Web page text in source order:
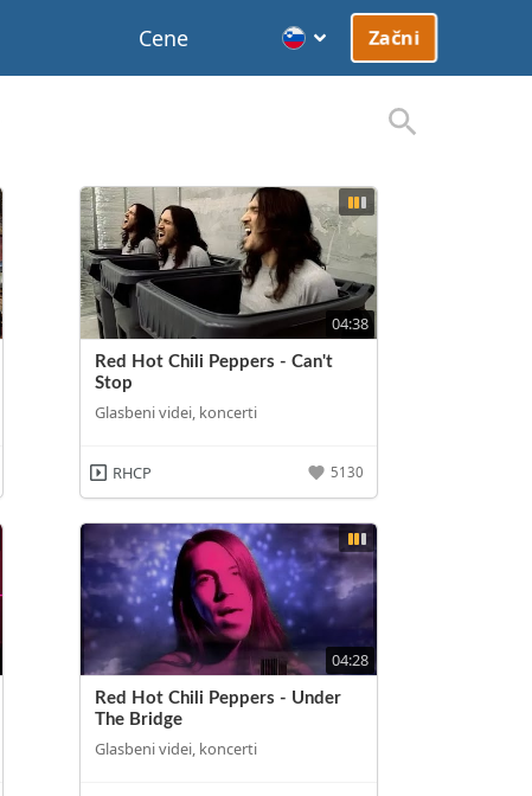
Cene Začni
04:38
Red Hot Chili Peppers - Can't
Stop
Glasbeni videi, koncerti
RHCP 5130
04:28
Red Hot Chili Peppers - Under
The Bridge
Glasbeni videi, koncerti